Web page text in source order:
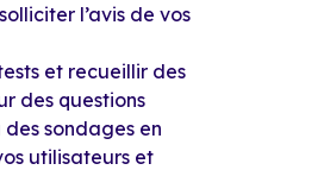
l’avis de vos
et recueillir des
des questions
sondages en
utilisateurs et